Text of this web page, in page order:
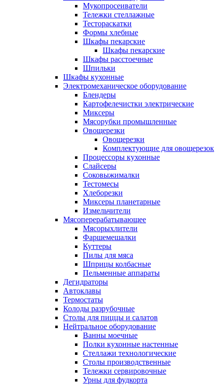
Мукопросеиватели
Тележки стеллажные
Тестораскатки
Формы хлебные
Шкафы пекарские
Шкафы пекарские
Шкафы расстоечные
Шпильки
Шкафы кухонные
Электромеханическое оборудование
Блендеры
Картофелечистки электрические
Миксеры
Мясорубки промышленные
Овощерезки
Овощерезки
Комплектующие для овощерезок
Процессоры кухонные
Слайсеры
Соковыжималки
Тестомесы
Хлеборезки
Миксеры планетарные
Измельчители
Мясоперерабатывающее
Мясорыхлители
Фаршемешалки
Куттеры
Пилы для мяса
Шприцы колбасные
Пельменные аппараты
Дегидраторы
Автоклавы
Термостаты
Колоды разрубочные
Столы для пиццы и салатов
Нейтральное оборудование
Ванны моечные
Полки кухонные настенные
Стеллажи технологические
Столы производственные
Тележки сервировочные
Урны для фудкорта